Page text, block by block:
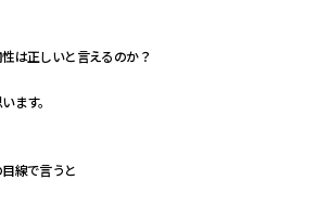
は正しいと言えるのか？
ます。
線で言うと